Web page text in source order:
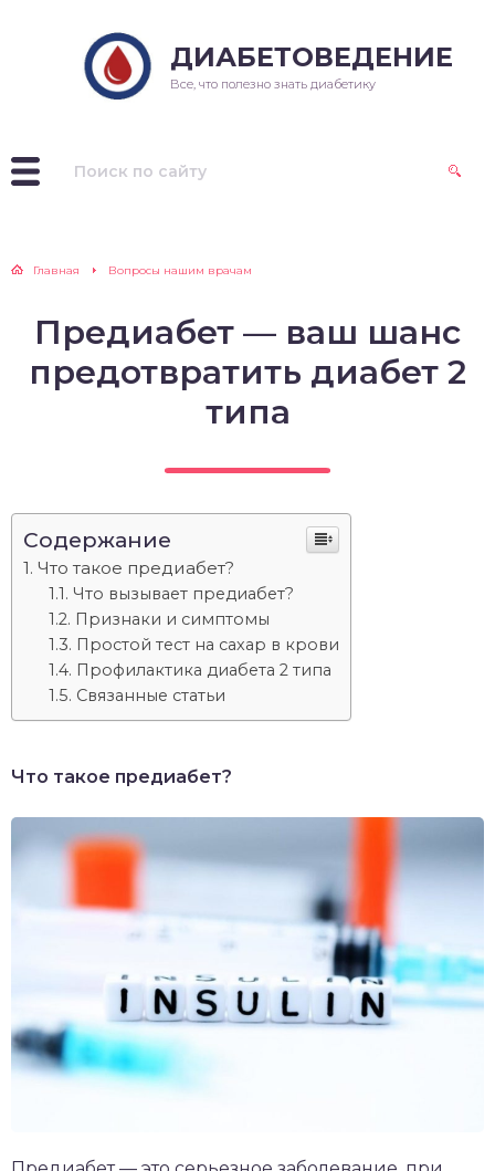
ДИАБЕТОВЕДЕНИЕ
Все, что полезно знать диабетику
Главная Вопросы нашим врачам
Предиабет — ваш шанс
предотвратить диабет 2
типа
Содержание
Что такое предиабет?
Что вызывает предиабет?
Признаки и симптомы
Простой тест на сахар в крови
Профилактика диабета 2 типа
Связанные статьи
Что такое предиабет?